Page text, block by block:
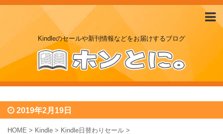
Kindleのセールや新刊情報などをお届けするブログ
2019年2月19日
HOME > Kindle > Kindle日替わりセール >